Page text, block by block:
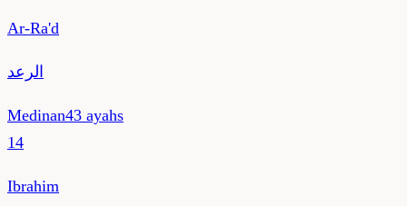
Ar-Ra'd
الرعد
Medinan43 ayahs
14
Ibrahim